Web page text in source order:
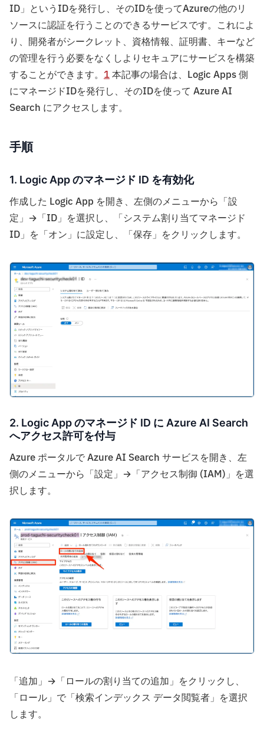
ID」というIDを発行し、そのIDを使ってAzureの他のリ
ソースに認証を行うことのできるサービスです。これによ
り、開発者がシークレット、資格情報、証明書、キーなど
の管理を行う必要をなくしよりセキュアにサービスを構築
することができます。 1本記事の場合は、Logic Apps 側
にマネージドIDを発行し、そのIDを使って Azure AI
Search にアクセスします。
手順
1. Logic App のマネージド ID を有効化
作成した Logic App を開き、左側のメニューから「設
定」→「ID」を選択し、「システム割り当てマネージド
ID」を「オン」に設定し、「保存」をクリックします。
2. Logic App のマネージド ID に Azure AI Search
へアクセス許可を付与
Azure ポータルで Azure AI Search サービスを開き、左
側のメニューから「設定」→「アクセス制御 (IAM)」を選
択します。
「追加」→「ロールの割り当ての追加」をクリックし、
「ロール」で「検索インデックス データ閲覧者」を選択
します。